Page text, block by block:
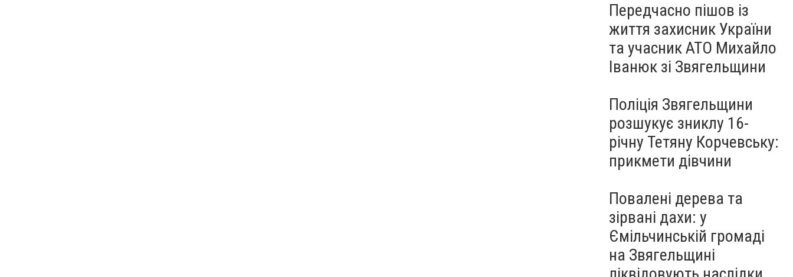
Передчасно пішов із
життя захисник України
та учасник АТО Михайло
Іванюк зі Звягельщини
Поліція Звягельщини
розшукує зниклу 16-
річну Тетяну Корчевську:
прикмети дівчини
Повалені дерева та
зірвані дахи: у
Ємільчинській громаді
на Звягельщині